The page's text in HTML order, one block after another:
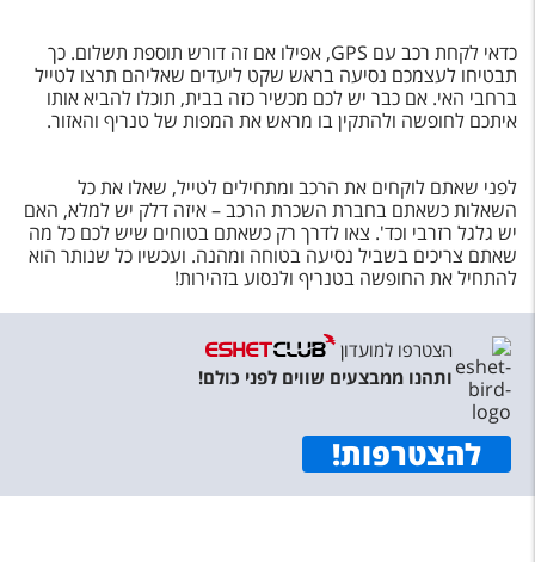
כדאי לקחת רכב עם GPS, אפילו אם זה דורש תוספת תשלום. כך
תבטיחו לעצמכם נסיעה בראש שקט ליעדים שאליהם תרצו לטייל
ברחבי האי. אם כבר יש לכם מכשיר כזה בבית, תוכלו להביא אותו
איתכם לחופשה ולהתקין בו מראש את המפות של טנריף והאזור.
לפני שאתם לוקחים את הרכב ומתחילים לטייל, שאלו את כל
השאלות כשאתם בחברת השכרת הרכב – איזה דלק יש למלא, האם
יש גלגל רזרבי וכד'. צאו לדרך רק כשאתם בטוחים שיש לכם כל מה
שאתם צריכים בשביל נסיעה בטוחה ומהנה. ועכשיו כל שנותר הוא
להתחיל את החופשה בטנריף ולנסוע בזהירות!
הצטרפו למועדון
ותהנו ממבצעים שווים לפני כולם!
להצטרפות!